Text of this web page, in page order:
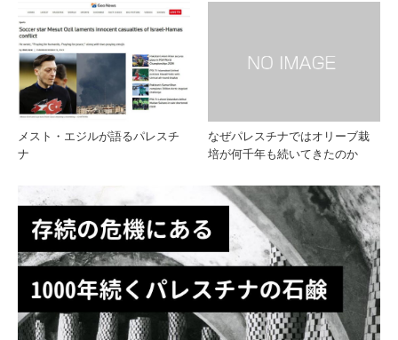
分を
解説
メスト・エジルが語るパレスチ
ナ
なぜパレスチナではオリーブ栽
培が何千年も続いてきたのか